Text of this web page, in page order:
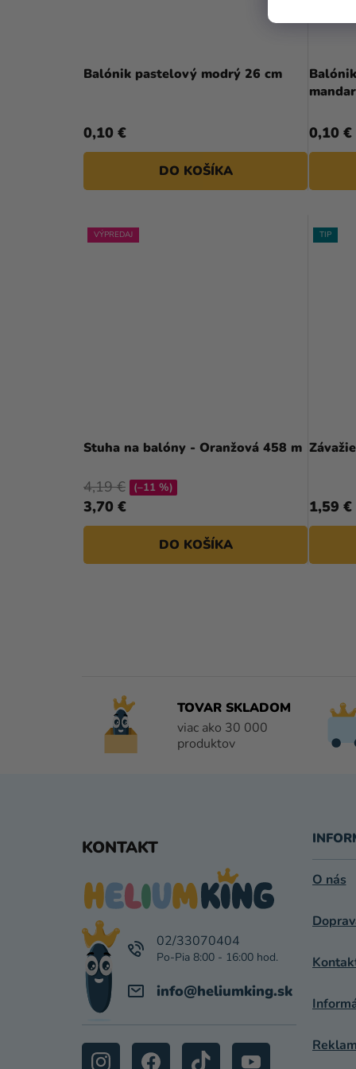
Balónik pastelový modrý 26 cm
0,10 €
DO KOŠÍKA
0,10 €
VÝPREDAJ
Stuha na balóny - Oranžová 458 m
3,70 €
4,19 € (–11 %)
DO KOŠÍKA
TIP
1,59 €
TOVAR SKLADOM
viac ako 30 000
produktov
KONTAKT
info@heliumking.sk
02/33070404
O nás